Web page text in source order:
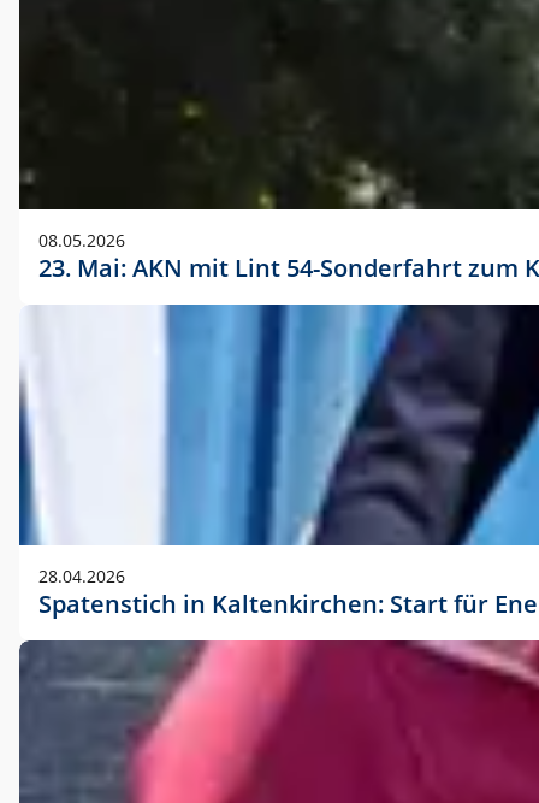
08.05.2026
23. Mai: AKN mit Lint 54-Sonderfahrt
28.04.2026
Spatenstich in Kaltenkirchen: Start für